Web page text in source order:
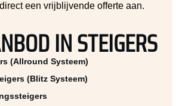
een vrijblijvende offerte aan.
IN STEIGERS
(Allround Systeem)
(Blitz Systeem)